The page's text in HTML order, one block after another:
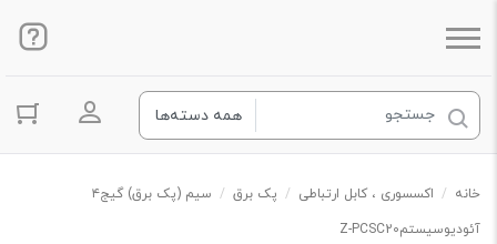
ورود به
خانه / اکسسوری ، کابل ارتباطی / پک برق /
سیم (پک برق) گیج۴
آئودیوسیستمZ-PCSC20